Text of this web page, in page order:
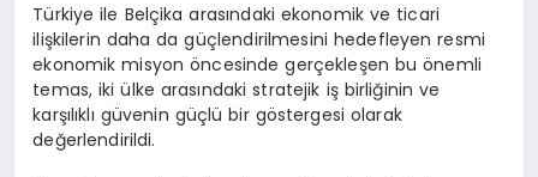
Türkiye ile Belçika arasındaki ekonomik ve ticari
ilişkilerin daha da güçlendirilmesini hedefleyen resmi
ekonomik misyon öncesinde gerçekleşen bu önemli
temas, iki ülke arasındaki stratejik iş birliğinin ve
karşılıklı güvenin güçlü bir göstergesi olarak
değerlendirildi.